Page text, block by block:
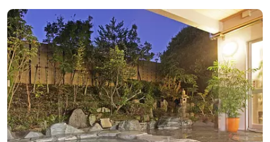
木津川（鯛ケ瀬）のほとりにある美しい自然を生かしたオートキャ
ンプやディキャンプ...